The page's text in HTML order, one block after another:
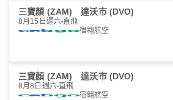
三寶顏 (ZAM) 達沃市 (DVO)
8月15日週六 直飛
宿翱航空
三寶顏 (ZAM) 達沃市 (DVO)
8月8日週六 直飛
宿翱航空